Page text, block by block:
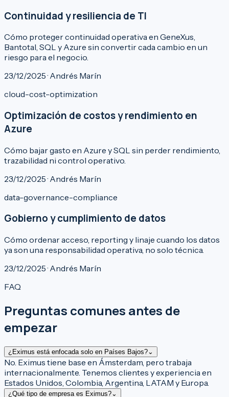
Continuidad y resiliencia de TI
Cómo proteger continuidad operativa en GeneXus,
Bantotal, SQL y Azure sin convertir cada cambio en un
riesgo para el negocio.
23/12/2025 · Andrés Marín
cloud-cost-optimization
Optimización de costos y rendimiento en
Azure
Cómo bajar gasto en Azure y SQL sin perder rendimiento,
trazabilidad ni control operativo.
23/12/2025 · Andrés Marín
data-governance-compliance
Gobierno y cumplimiento de datos
Cómo ordenar acceso, reporting y linaje cuando los datos
ya son una responsabilidad operativa, no solo técnica.
23/12/2025 · Andrés Marín
FAQ
Preguntas comunes antes de
empezar
¿Eximus está enfocada solo en Países Bajos?⌄
No. Eximus tiene base en Ámsterdam, pero trabaja
internacionalmente. Tenemos clientes y experiencia en
Estados Unidos, Colombia, Argentina, LATAM y Europa.
¿Qué tipo de empresa es Eximus?⌄